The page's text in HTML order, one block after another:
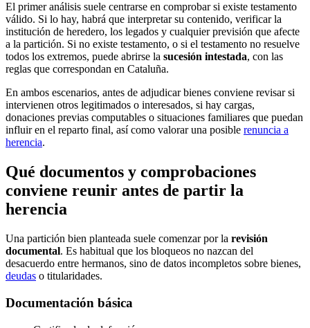
El primer análisis suele centrarse en comprobar si existe testamento
válido. Si lo hay, habrá que interpretar su contenido, verificar la
institución de heredero, los legados y cualquier previsión que afecte
a la partición. Si no existe testamento, o si el testamento no resuelve
todos los extremos, puede abrirse la sucesión intestada, con las
reglas que correspondan en Cataluña.
En ambos escenarios, antes de adjudicar bienes conviene revisar si
intervienen otros legitimados o interesados, si hay cargas,
donaciones previas computables o situaciones familiares que puedan
influir en el reparto final, así como valorar una posible renuncia a
herencia.
Qué documentos y comprobaciones
conviene reunir antes de partir la
herencia
Una partición bien planteada suele comenzar por la revisión
documental. Es habitual que los bloqueos no nazcan del
desacuerdo entre hermanos, sino de datos incompletos sobre bienes,
deudas o titularidades.
Documentación básica